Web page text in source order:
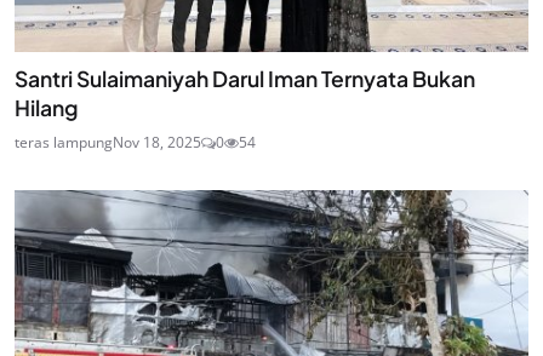
Santri Sulaimaniyah Darul Iman Ternyata Bukan
Hilang
teras lampungNov 18, 2025 0 54